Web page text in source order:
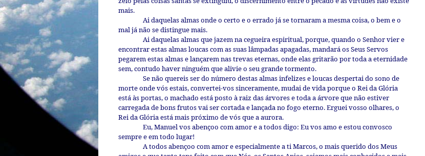
mais.
Ai daquelas almas onde o certo e o errado já se tornaram a mesma coisa, o bem e o
mal já não se distingue mais.
Ai daquelas almas que jazem na cegueira espiritual, porque, quando o Senhor vier e
encontrar estas almas loucas com as suas lâmpadas apagadas, mandará os Seus Servos
pegarem estas almas e lançarem nas trevas eternas, onde elas gritarão por toda a eternidade
sem, contudo haver ninguém que alivie o seu grande tormento.
Se não quereis ser do número destas almas infelizes e loucas despertai do sono de
morte onde vós estais, convertei-vos sinceramente, mudai de vida porque o Rei da Glória
está às portas, o machado está posto à raiz das árvores e toda a árvore que não estiver
carregada de bons frutos vai ser cortada e lançada no fogo eterno. Erguei vosso olhares, o
Rei da Glória está mais próximo de vós que a aurora.
Eu, Manuel vos abençoo com amor e a todos digo: Eu vos amo e estou convosco
sempre e em todo lugar!
A todos abençoo com amor e especialmente a ti Marcos, o mais querido dos Meus